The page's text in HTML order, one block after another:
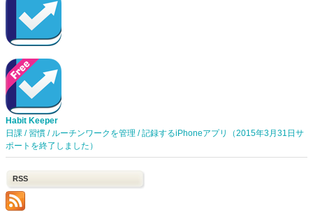
Habit Keeper
日課 / 習慣 / ルーチンワークを管理 / 記録するiPhoneアプリ（2015年3月31日サ
ポートを終了しました）
RSS